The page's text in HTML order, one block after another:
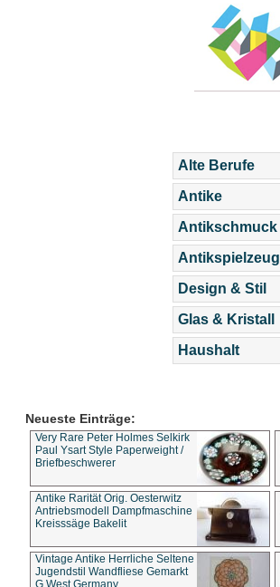
Alte Berufe
Antike
Antikschmuck
Antikspielzeug
Design & Stil
Glas & Kristall
Haushalt
Neueste Einträge:
Very Rare Peter Holmes Selkirk
Paul Ysart Style Paperweight /
Briefbeschwerer
Antike Rarität Orig. Oesterwitz
Antriebsmodell Dampfmaschine
Kreisssäge Bakelit
Vintage Antike Herrliche Seltene
Jugendstil Wandfliese Gemarkt
G West Germany